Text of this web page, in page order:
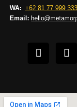
WA: +62 81 77 999
Email: